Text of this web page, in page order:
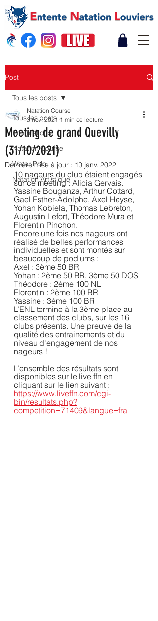
Post
Tous les posts
Informations
Natation Course
Water Polo
Natation Artistique
Tous les posts
Meeting de grand Quevilly
(31/10/2021)
Natation Course
3 nov. 2021 1 min de lecture
Dernière mise à jour : 10 janv. 2022
10 nageurs du club étaient engagés
sur ce meeting : Alicia Gervais,
Yassine Bouganza, Arthur Cottard,
Gael Esther-Adolphe, Axel Heyse,
Yohan Kobiela, Thomas Lebreton,
Augustin Lefort, Théodore Mura et
Florentin Pinchon.
Encore une fois nos nageurs ont
réalisé de belles performances
individuelles et sont montés sur
beaucoup de podiums :
Axel : 3ème 50 BR
Yohan : 2ème 50 BR, 3ème 50 DOS
Théodore : 2ème 100 NL
Florentin : 2ème 100 BR
Yassine : 3ème 100 BR
L’ENL termine à la 3ème place au
classement des clubs, sur les 16
clubs présents. Une preuve de la
qualité des entrainements et du
niveau d'engagement de nos
nageurs !
L’ensemble des résultats sont
disponibles sur le live ffn en
cliquant sur le lien suivant :
https://www.liveffn.com/cgi-
bin/resultats.php?
competition=71409&langue=fra